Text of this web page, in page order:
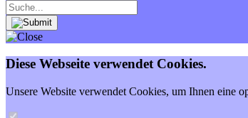
Diese Webseite verwendet Cookies.
Unsere Website verwendet Cookies, um Ihnen eine